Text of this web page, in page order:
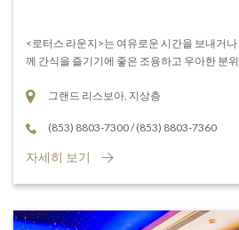
<로터스 라운지>는 여유로운 시간을 보내거
께 간식을 즐기기에 좋은 조용하고 우아한 분
그랜드 리스보아, 지상층
(853) 8803-7300/(853) 8803-7360
자세히 보기